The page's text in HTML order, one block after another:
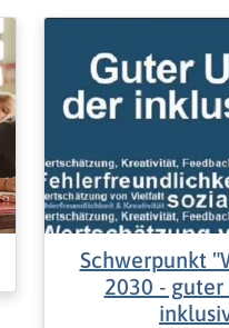
Schwerpunkt
2030 -